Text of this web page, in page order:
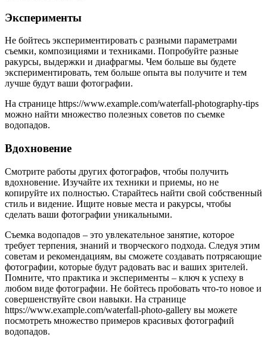
Эксперименты
Не бойтесь экспериментировать с разными параметрами
съемки, композициями и техниками. Попробуйте разные
ракурсы, выдержки и диафрагмы. Чем больше вы будете
экспериментировать, тем больше опыта вы получите и тем
лучше будут ваши фотографии.
На странице https://www.example.com/waterfall-photography-tips
можно найти множество полезных советов по съемке
водопадов.
Вдохновение
Смотрите работы других фотографов, чтобы получить
вдохновение. Изучайте их техники и приемы, но не
копируйте их полностью. Старайтесь найти свой собственный
стиль и видение. Ищите новые места и ракурсы, чтобы
сделать ваши фотографии уникальными.
Съемка водопадов – это увлекательное занятие, которое
требует терпения, знаний и творческого подхода. Следуя этим
советам и рекомендациям, вы сможете создавать потрясающие
фотографии, которые будут радовать вас и ваших зрителей.
Помните, что практика и эксперименты – ключ к успеху в
любом виде фотографии. Не бойтесь пробовать что-то новое и
совершенствуйте свои навыки. На странице
https://www.example.com/waterfall-photo-gallery вы можете
посмотреть множество примеров красивых фотографий
водопадов.